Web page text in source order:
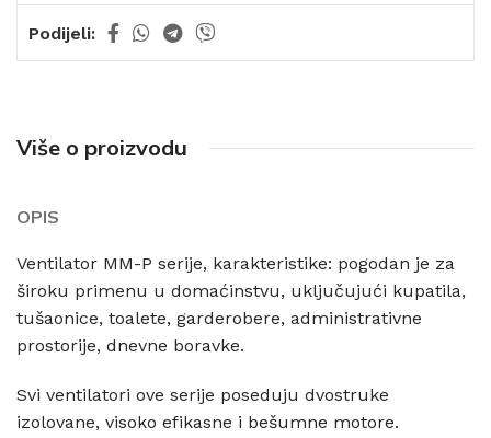
Podijeli:
Više o proizvodu
OPIS
Ventilator MM-P serije, karakteristike: pogodan je za
široku primenu u domaćinstvu, uključujući kupatila,
tušaonice, toalete, garderobere, administrativne
prostorije, dnevne boravke.
Svi ventilatori ove serije poseduju dvostruke
izolovane, visoko efikasne i bešumne motore.